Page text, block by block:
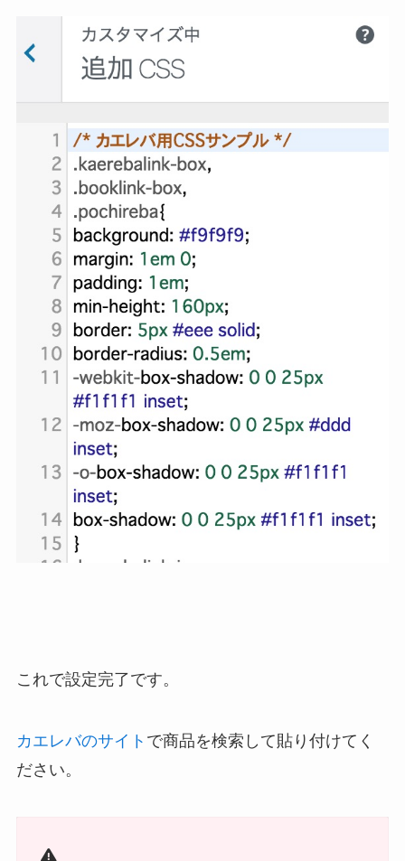
これで設定完了です。
カエレバのサイト で商品を検索して貼り付けてく
ださい。